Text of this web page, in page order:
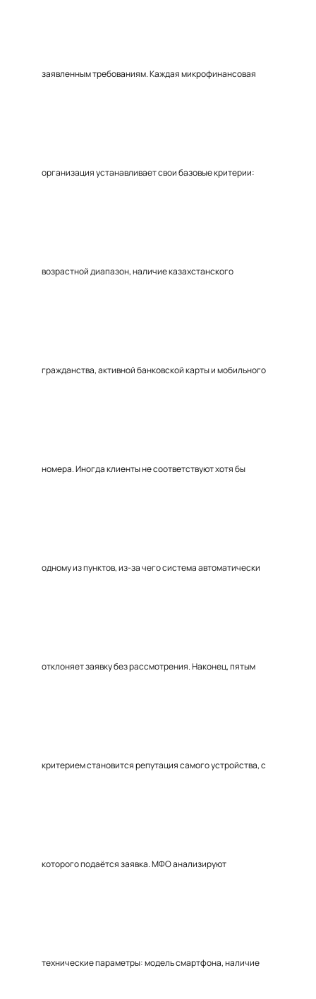
заявленным требованиям. Каждая микрофинансовая
организация устанавливает свои базовые критерии:
возрастной диапазон, наличие казахстанского
гражданства, активной банковской карты и мобильного
номера. Иногда клиенты не соответствуют хотя бы
одному из пунктов, из-за чего система автоматически
отклоняет заявку без рассмотрения. Наконец, пятым
критерием становится репутация самого устройства, с
которого подаётся заявка. МФО анализируют
технические параметры: модель смартфона, наличие